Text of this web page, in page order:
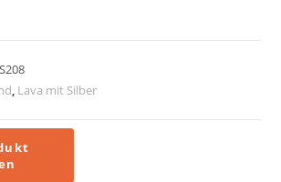
, Lava mit Silber